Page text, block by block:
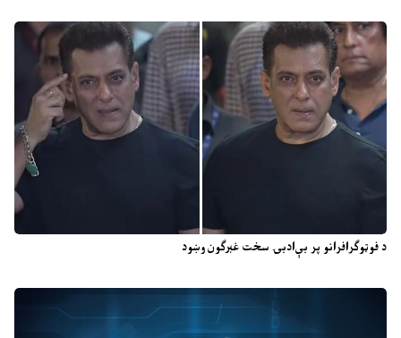
د فوټوګرافرانو پر بې‌ادبۍ سخت غبرګون وښود